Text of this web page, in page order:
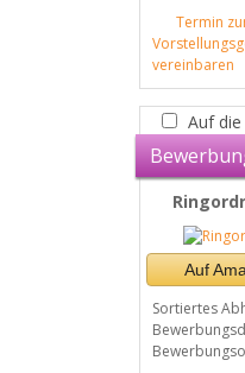
Termin
vereinbaren
Auf
Auf
Sortiertes